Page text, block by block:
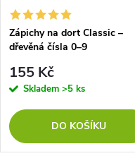
Zápichy na dort Classic –
dřevěná čísla 0–9
155 Kč
Skladem >5 ks
DO KOŠÍKU